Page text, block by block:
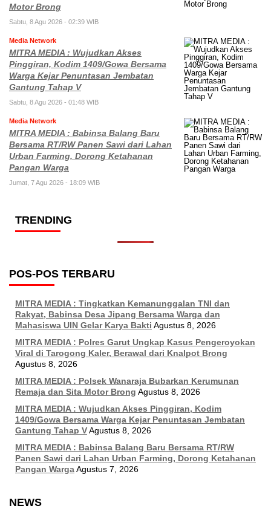
Motor Brong
Sabtu, 8 Agu 2026 - 02:39 WIB
Media Network
MITRA MEDIA : Wujudkan Akses
Pinggiran, Kodim 1409/Gowa Bersama
Warga Kejar Penuntasan Jembatan
Gantung Tahap V
Sabtu, 8 Agu 2026 - 01:48 WIB
Media Network
MITRA MEDIA : Babinsa Balang Baru
Bersama RT/RW Panen Sawi dari Lahan
Urban Farming, Dorong Ketahanan
Pangan Warga
Jumat, 7 Agu 2026 - 18:09 WIB
TRENDING
POS-POS TERBARU
MITRA MEDIA : Tingkatkan Kemanunggalan TNI dan
Rakyat, Babinsa Desa Jipang Bersama Warga dan
Mahasiswa UIN Gelar Karya Bakti Agustus 8, 2026
MITRA MEDIA : Polres Garut Ungkap Kasus Pengeroyokan
Viral di Tarogong Kaler, Berawal dari Knalpot Brong
Agustus 8, 2026
MITRA MEDIA : Polsek Wanaraja Bubarkan Kerumunan
Remaja dan Sita Motor Brong Agustus 8, 2026
MITRA MEDIA : Wujudkan Akses Pinggiran, Kodim
1409/Gowa Bersama Warga Kejar Penuntasan Jembatan
Gantung Tahap VAgustus 8, 2026
MITRA MEDIA : Babinsa Balang Baru Bersama RT/RW
Panen Sawi dari Lahan Urban Farming, Dorong Ketahanan
Pangan WargaAgustus 7, 2026
NEWS